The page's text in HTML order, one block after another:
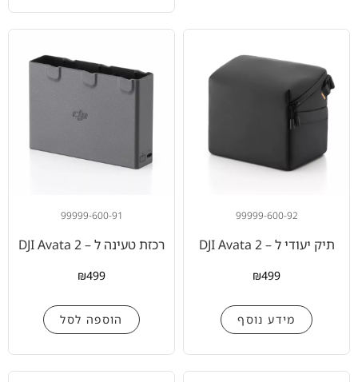
99999-600-92
תיק יעודי ל – DJI Avata 2
₪499
מידע נוסף
99999-600-91
רכזת טעינה ל – DJI Avata 2
₪499
הוספה לסל